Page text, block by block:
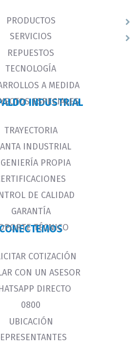
PRODUCTOS
SERVICIOS
REPUESTOS
TECNOLOGÍA
A MEDIDA
ESPECIALES
INDUSTRIAL
TRAYECTORIA
INDUSTRIAL
PROPIA
DE CALIDAD
GARANTÍA
TÉCNICO
COTIZACIÓN
CON UN ASESOR
DIRECTO
0800
UBICACIÓN